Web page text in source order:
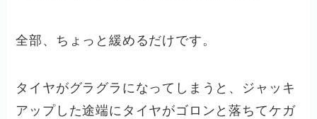
全部、ちょっと緩めるだけです。
タイヤがグラグラになってしまうと、ジャッキ
アップした途端にタイヤがゴロンと落ちてケガ